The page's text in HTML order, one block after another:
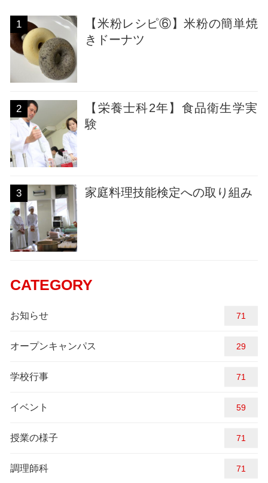
1
【米粉レシピ⑥】米粉の簡単焼
きドーナツ
2
【栄養士科2年】食品衛生学実
験
3 家庭料理技能検定への取り組み
CATEGORY
お知らせ 78
オープンキャンパス 29
学校行事 78
イベント 59
授業の様子 78
調理師科 74